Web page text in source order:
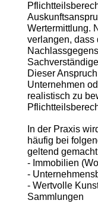
Wertermittlung.
verlangen, dass
Dieser
Unternehmen
realistisch zu
In der Praxis
häufig bei
geltend
- Immobilien
-
- Wertvolle
Sammlungen